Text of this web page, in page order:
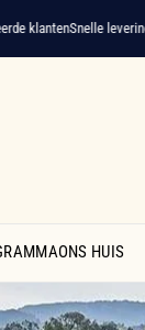
Snelle levering -
ONS HUIS